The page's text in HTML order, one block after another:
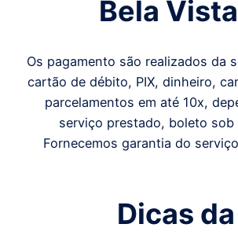
Bela Vista
Os pagamento são realizados da
cartão de débito, PIX, dinheiro,
parcelamentos em até 10x,
serviço prestado, boleto sob
Fornecemos garantia do
Dicas da